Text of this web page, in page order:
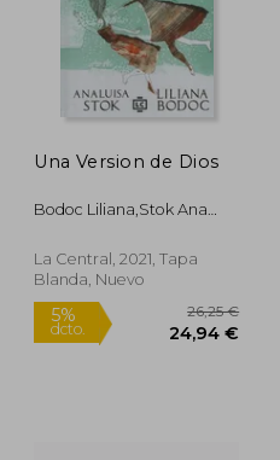
5%
Una Version de Dios
Bodoc Liliana,Stok Ana
La Central, 2021, Tapa
Blanda, Nuevo